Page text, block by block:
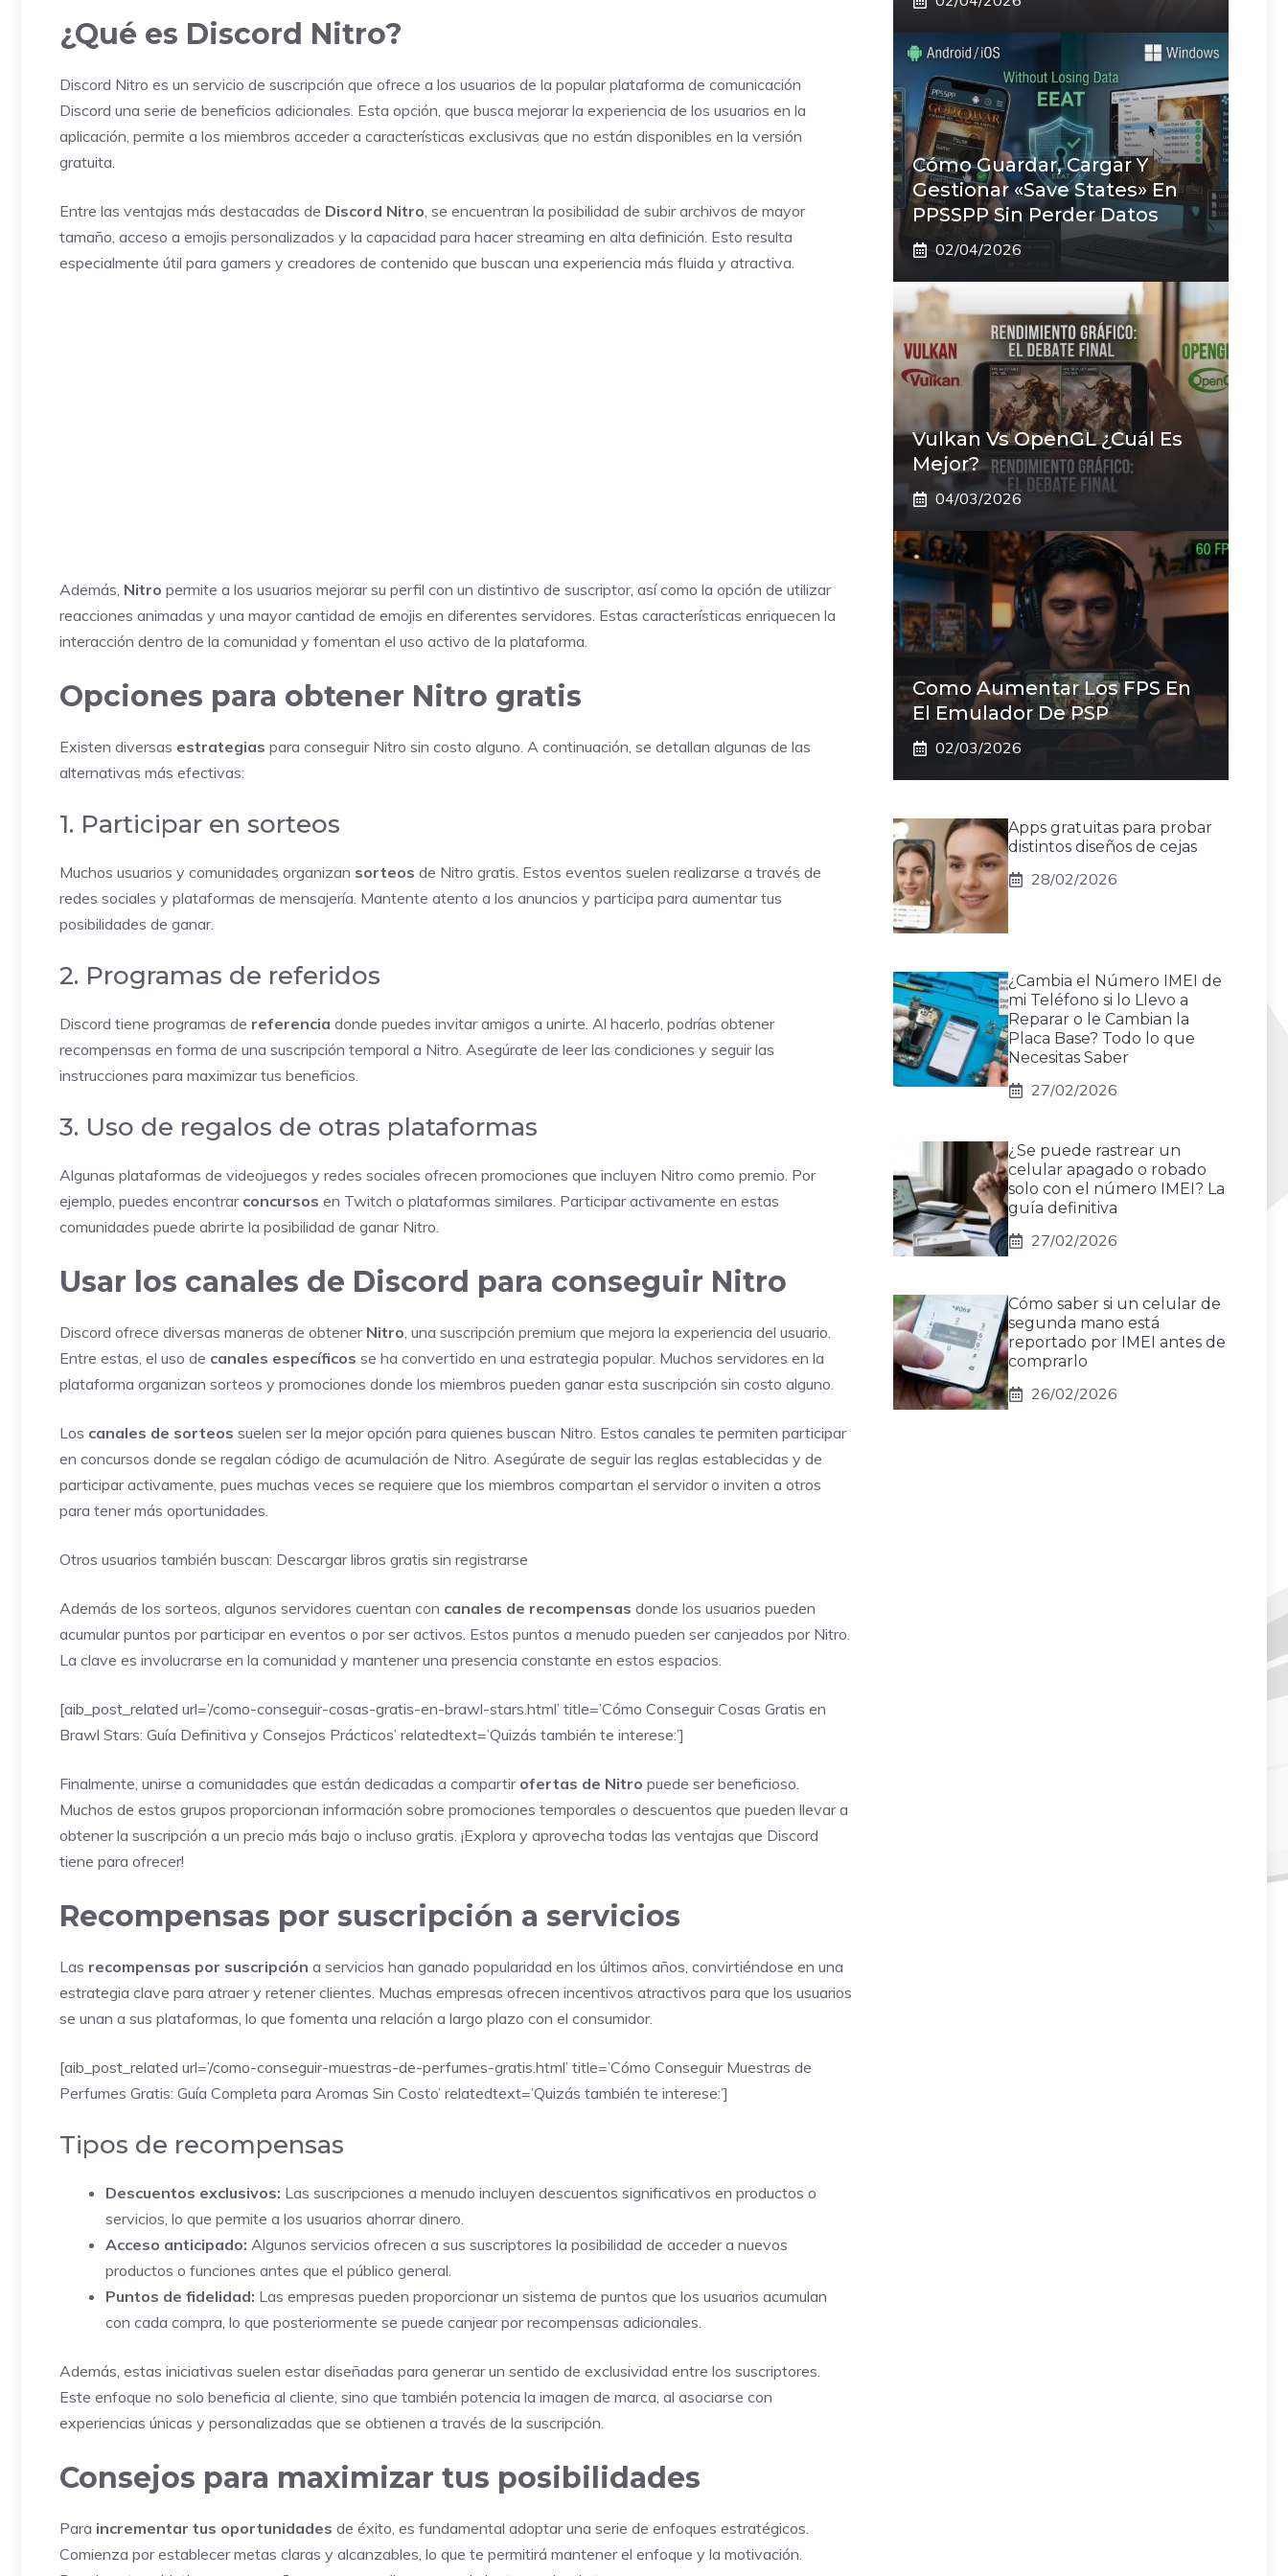
¿Qué es Discord Nitro?
Discord Nitro es un servicio de suscripción que ofrece a los usuarios de la popular plataforma de comunicación
Discord una serie de beneficios adicionales. Esta opción, que busca mejorar la experiencia de los usuarios en la
aplicación, permite a los miembros acceder a características exclusivas que no están disponibles en la versión
gratuita.
Entre las ventajas más destacadas de Discord Nitro, se encuentran la posibilidad de subir archivos de mayor
tamaño, acceso a emojis personalizados y la capacidad para hacer streaming en alta definición. Esto resulta
especialmente útil para gamers y creadores de contenido que buscan una experiencia más fluida y atractiva.
Además, Nitro permite a los usuarios mejorar su perfil con un distintivo de suscriptor, así como la opción de utilizar
reacciones animadas y una mayor cantidad de emojis en diferentes servidores. Estas características enriquecen la
interacción dentro de la comunidad y fomentan el uso activo de la plataforma.
Opciones para obtener Nitro gratis
Existen diversas estrategias para conseguir Nitro sin costo alguno. A continuación, se detallan algunas de las
alternativas más efectivas:
1. Participar en sorteos
Muchos usuarios y comunidades organizan sorteos de Nitro gratis. Estos eventos suelen realizarse a través de
redes sociales y plataformas de mensajería. Mantente atento a los anuncios y participa para aumentar tus
posibilidades de ganar.
2. Programas de referidos
Discord tiene programas de referencia donde puedes invitar amigos a unirte. Al hacerlo, podrías obtener
recompensas en forma de una suscripción temporal a Nitro. Asegúrate de leer las condiciones y seguir las
instrucciones para maximizar tus beneficios.
3. Uso de regalos de otras plataformas
Algunas plataformas de videojuegos y redes sociales ofrecen promociones que incluyen Nitro como premio. Por
ejemplo, puedes encontrar concursos en Twitch o plataformas similares. Participar activamente en estas
comunidades puede abrirte la posibilidad de ganar Nitro.
Usar los canales de Discord para conseguir Nitro
Discord ofrece diversas maneras de obtener Nitro, una suscripción premium que mejora la experiencia del usuario.
Entre estas, el uso de canales específicos se ha convertido en una estrategia popular. Muchos servidores en la
plataforma organizan sorteos y promociones donde los miembros pueden ganar esta suscripción sin costo alguno.
Los canales de sorteos suelen ser la mejor opción para quienes buscan Nitro. Estos canales te permiten participar
en concursos donde se regalan código de acumulación de Nitro. Asegúrate de seguir las reglas establecidas y de
participar activamente, pues muchas veces se requiere que los miembros compartan el servidor o inviten a otros
para tener más oportunidades.
Otros usuarios también buscan: Descargar libros gratis sin registrarse
Además de los sorteos, algunos servidores cuentan con canales de recompensas donde los usuarios pueden
acumular puntos por participar en eventos o por ser activos. Estos puntos a menudo pueden ser canjeados por Nitro.
La clave es involucrarse en la comunidad y mantener una presencia constante en estos espacios.
[aib_post_related url=’/como-conseguir-cosas-gratis-en-brawl-stars.html’ title=’Cómo Conseguir Cosas Gratis en
Brawl Stars: Guía Definitiva y Consejos Prácticos’ relatedtext=’Quizás también te interese:’]
Finalmente, unirse a comunidades que están dedicadas a compartir ofertas de Nitro puede ser beneficioso.
Muchos de estos grupos proporcionan información sobre promociones temporales o descuentos que pueden llevar a
obtener la suscripción a un precio más bajo o incluso gratis. ¡Explora y aprovecha todas las ventajas que Discord
tiene para ofrecer!
Recompensas por suscripción a servicios
Las recompensas por suscripción a servicios han ganado popularidad en los últimos años, convirtiéndose en una
estrategia clave para atraer y retener clientes. Muchas empresas ofrecen incentivos atractivos para que los usuarios
se unan a sus plataformas, lo que fomenta una relación a largo plazo con el consumidor.
[aib_post_related url=’/como-conseguir-muestras-de-perfumes-gratis.html’ title=’Cómo Conseguir Muestras de
Perfumes Gratis: Guía Completa para Aromas Sin Costo’ relatedtext=’Quizás también te interese:’]
Tipos de recompensas
Descuentos exclusivos: Las suscripciones a menudo incluyen descuentos significativos en productos o
servicios, lo que permite a los usuarios ahorrar dinero.
Acceso anticipado: Algunos servicios ofrecen a sus suscriptores la posibilidad de acceder a nuevos
productos o funciones antes que el público general.
Puntos de fidelidad: Las empresas pueden proporcionar un sistema de puntos que los usuarios acumulan
con cada compra, lo que posteriormente se puede canjear por recompensas adicionales.
Además, estas iniciativas suelen estar diseñadas para generar un sentido de exclusividad entre los suscriptores.
Este enfoque no solo beneficia al cliente, sino que también potencia la imagen de marca, al asociarse con
experiencias únicas y personalizadas que se obtienen a través de la suscripción.
Consejos para maximizar tus posibilidades
Para incrementar tus oportunidades de éxito, es fundamental adoptar una serie de enfoques estratégicos.
Comienza porestablecer metas claras y alcanzables, lo que te permitirá mantener el enfoque y la motivación.
Cómo Guardar, Cargar Y
Gestionar «Save States» En
PPSSPP Sin Perder Datos
02/04/2026
Vulkan Vs OpenGL ¿Cuál Es
Mejor?
04/03/2026
Como Aumentar Los FPS En
El Emulador De PSP
02/03/2026
Apps gratuitas para probar
distintos diseños de cejas
28/02/2026
¿Cambia el Número IMEI de
mi Teléfono si lo Llevo a
Reparar o le Cambian la
Placa Base? Todo lo que
Necesitas Saber
27/02/2026
¿Se puede rastrear un
celular apagado o robado
solo con el número IMEI? La
guía definitiva
27/02/2026
Cómo saber si un celular de
segunda mano está
reportado por IMEI antes de
comprarlo
26/02/2026